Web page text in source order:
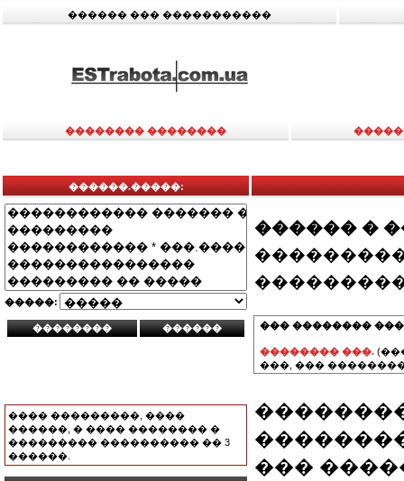
������ ��� �����������
�������� ��������
������.�����:
�����:
���� ���������, ����
������, � ���� �������� �
��������� ���������� �� 3
������.
������ �
��� ��������
�������� ���.
���, ���
��������
���